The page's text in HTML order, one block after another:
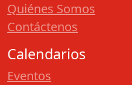
Quiénes Somos
Contáctenos
Calendarios
Eventos